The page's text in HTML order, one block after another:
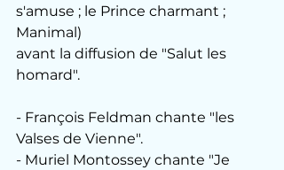
s'amuse ; le Prince charmant ;
Manimal)
avant la diffusion de "Salut les
homard".
- François Feldman chante "les
Valses de Vienne".
- Muriel Montossey chante "Je